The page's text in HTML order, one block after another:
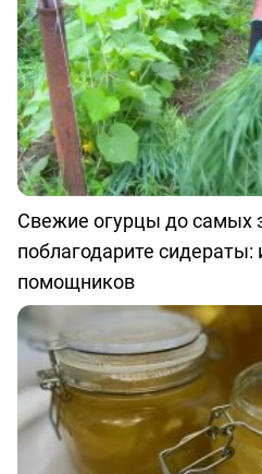
Свежие огурцы до самых
поблагодарите
помощников